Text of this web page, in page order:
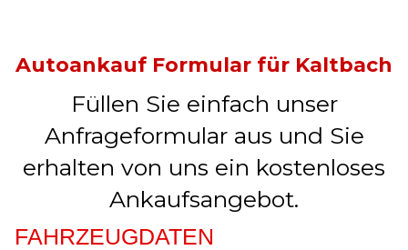
Autoankauf Formular für Kaltbach
Füllen Sie einfach unser
Anfrageformular aus und Sie
erhalten von uns ein kostenloses
Ankaufsangebot.
FAHRZEUGDATEN